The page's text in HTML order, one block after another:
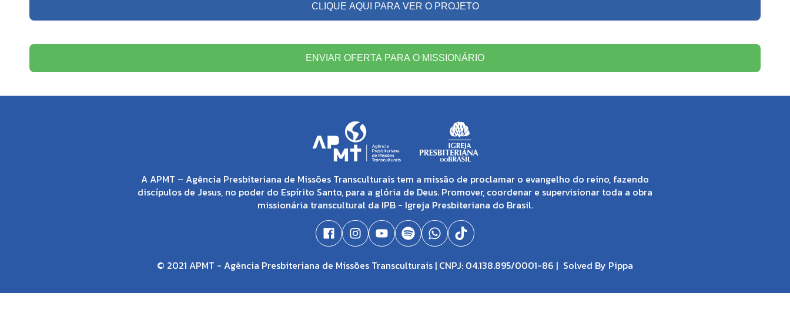
CLIQUE AQUI PARA VER O PROJETO
ENVIAR OFERTA PARA O MISSIONÁRIO
A APMT – Agência Presbiteriana de Missões Transculturais tem a missão de proclamar o evangelho do reino, fazendo
discípulos de Jesus, no poder do Espírito Santo, para a glória de Deus. Promover, coordenar e supervisionar toda a obra
missionária transcultural da IPB - Igreja Presbiteriana do Brasil.
© 2021 APMT - Agência Presbiteriana de Missões Transculturais | CNPJ: 04.138.895/0001-86 | Solved By Pippa